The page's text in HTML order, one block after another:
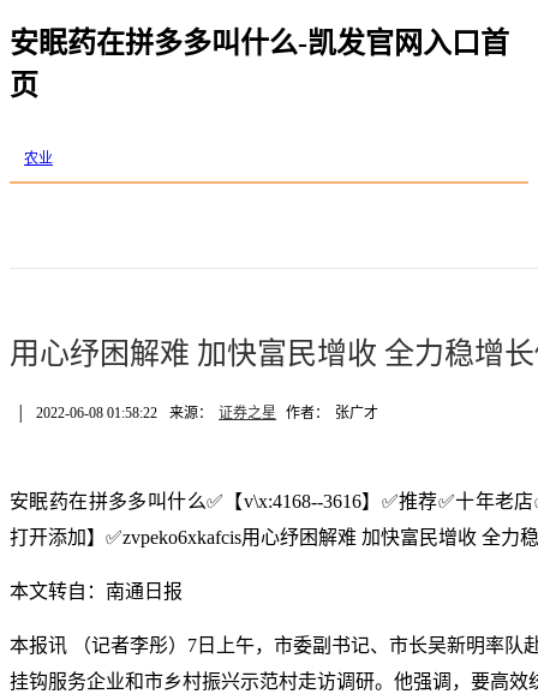
安眠药在拼多多叫什么-凯发官网入口首
页
农业
用心纾困解难 加快富民增收 全力稳增
2022-06-08 01:58:22 来源： 证券之星 作者： 张广才
安眠药在拼多多叫什么✅【v\x:4168--3616】✅推荐✅十年老
打开添加】✅zvpeko6xkafcis用心纾困解难 加快富民增收 全力
本文转自：南通日报
本报讯 （记者李彤）7日上午，市委副书记、市长吴新明率队
挂钩服务企业和市乡村振兴示范村走访调研。他强调，要高效